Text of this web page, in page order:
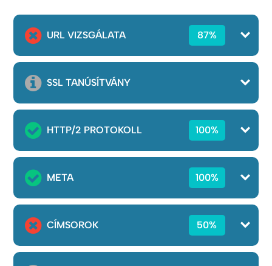
URL VIZSGÁLATA 87%
SSL TANÚSÍTVÁNY
HTTP/2 PROTOKOLL 100%
META 100%
CÍMSOROK 50%